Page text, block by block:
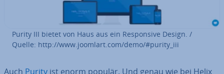
Purity III bietet von Haus aus ein Re­spon­si­ve Design. /
Quelle: http://www.joomlart.com/demo/#purity_iii
Auch Purity ist enorm populär. Und genau wie bei Helix